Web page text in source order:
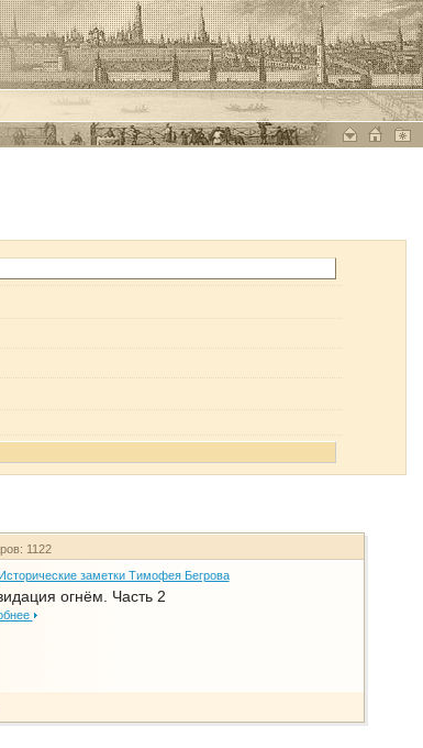
1122
Исторические заметки Тимофея Бегрова
огнём. Часть 2